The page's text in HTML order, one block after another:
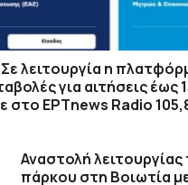
λειτουργία η
για αιτήσεις έως
στο ΕΡΤnews Radio
Αναστολή λειτουργίας
πάρκου στη Βοιωτία